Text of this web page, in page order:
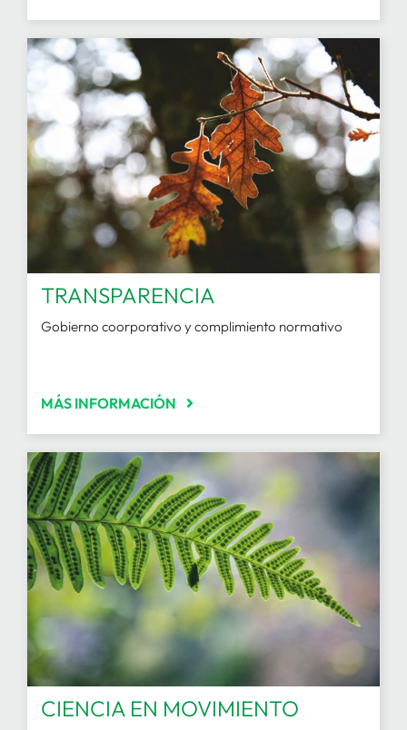
TRANSPARENCIA
Gobierno coorporativo y complimiento normativo
MÁS INFORMACIÓN
CIENCIA EN MOVIMIENTO